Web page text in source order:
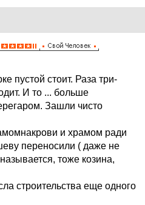
пустой стоит. Раза три-
И то ... больше
Зашли чисто
и храмом ради
переносили ( даже не
тоже козина,
строительства еще одного